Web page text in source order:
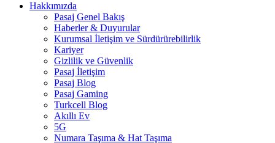
Hakkımızda
Pasaj Genel Bakış
Haberler & Duyurular
Kurumsal İletişim ve Sürdürürebilirlik
Kariyer
Gizlilik ve Güvenlik
Pasaj İletişim
Pasaj Blog
Pasaj Gaming
Turkcell Blog
Akıllı Ev
5G
Numara Taşıma & Hat Taşıma